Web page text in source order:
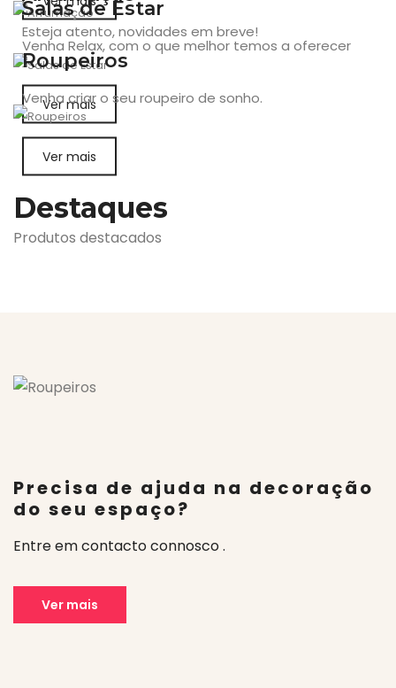
Esteja atento, novidades em breve!
Salas de Estar
Venha Relax, com o que melhor temos a oferecer
Ver mais
Roupeiros
Venha criar o seu roupeiro de sonho.
Ver mais
Destaques
Produtos destacados
Precisa de ajuda na decoração
do seu espaço?
Entre em contacto connosco .
Ver mais